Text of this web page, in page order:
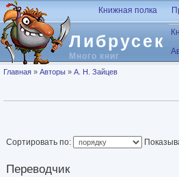
Перейти к основному содержанию
Либрусек
Много книг
Книжная полка
Вы здесь
Главная » Авторы » А. Н. Зайцев
Сортировать по:
Переводчик